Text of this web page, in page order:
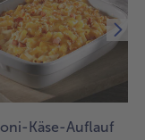
Käse-Auflauf